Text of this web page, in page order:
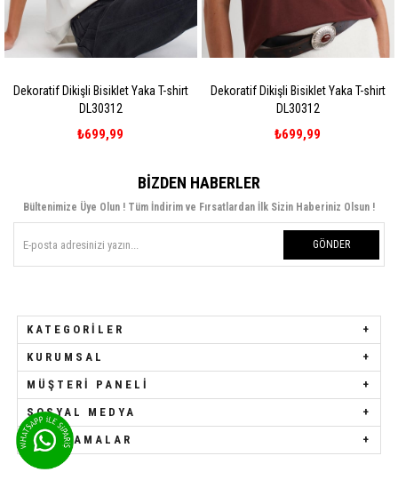
Yaka T-shirt
Dekoratif Dikişli Bisiklet Yaka T-shirt
Popcorn Baskılı
BIZDEN HABERLER
Bültenimize Üye Olun ! Tüm İndirim ve Fırsatlardan İlk Sizin Haberiniz Olsun !
GÖNDER
KATEGORILER
KURUMSAL
MÜŞTERI PANELI
SOSYAL MEDYA
UYGULAMALAR